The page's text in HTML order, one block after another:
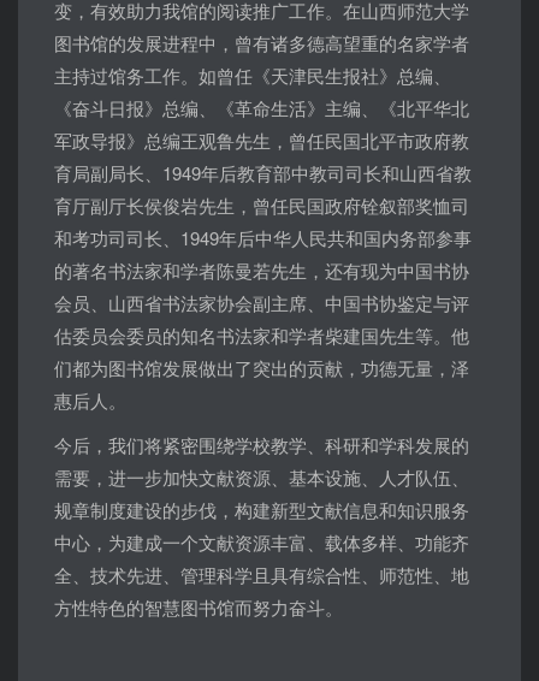
变，有效助力我馆的阅读推广工作。在山西师范大学
图书馆的发展进程中，曾有诸多德高望重的名家学者
主持过馆务工作。如曾任《天津民生报社》总编、
《奋斗日报》总编、《革命生活》主编、《北平华北
军政导报》总编王观鲁先生，曾任民国北平市政府教
育局副局长、1949年后教育部中教司司长和山西省教
育厅副厅长侯俊岩先生，曾任民国政府铨叙部奖恤司
和考功司司长、1949年后中华人民共和国内务部参事
的著名书法家和学者陈曼若先生，还有现为中国书协
会员、山西省书法家协会副主席、中国书协鉴定与评
估委员会委员的知名书法家和学者柴建国先生等。他
们都为图书馆发展做出了突出的贡献，功德无量，泽
惠后人。
今后，我们将紧密围绕学校教学、科研和学科发展的
需要，进一步加快文献资源、基本设施、人才队伍、
规章制度建设的步伐，构建新型文献信息和知识服务
中心，为建成一个文献资源丰富、载体多样、功能齐
全、技术先进、管理科学且具有综合性、师范性、地
方性特色的智慧图书馆而努力奋斗。